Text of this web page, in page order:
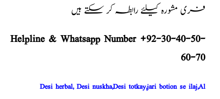
فری مشورہ کیلئے رابطہ کر سکتے ہیں
Helpline & Whatsapp Number +92-30-40-50-
60-70
Desi herbal, Desi nuskha,Desi totkay,jari botion se ilaj,Al